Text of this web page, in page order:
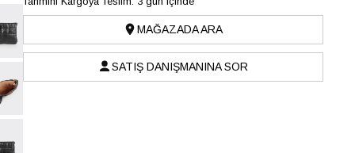
MAĞAZADA ARA
SATIŞ DANIŞMANINA SOR